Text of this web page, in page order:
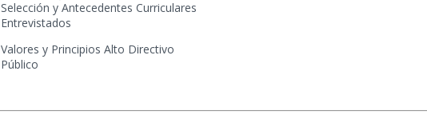
Selección y Antecedentes Curriculares
Entrevistados
Valores y Principios Alto Directivo
Público